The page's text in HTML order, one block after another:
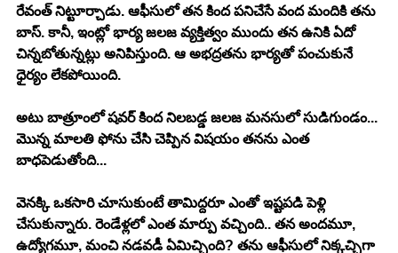
రేవంత్ నిట్టూర్చాడు. ఆఫీసులో తన కింద పనిచేసే వంద మందికి తను
బాస్. కానీ, ఇంట్లో భార్య జలజ వ్యక్తిత్వం ముందు తన ఉనికి ఏదో
చిన్నబోతున్నట్లు అనిపిస్తుంది. ఆ అభద్రతను భార్యతో పంచుకునే
ధైర్యం లేకపోయింది.
అటు బాత్రూంలో షవర్ కింద నిలబడ్డ జలజ మనసులో సుడిగుండం...
మొన్న మాలతి ఫోను చేసి చెప్పిన విషయం తనను ఎంత
బాధపెడుతోంది...
వెనక్కి ఒకసారి చూసుకుంటే తామిద్దరూ ఎంతో ఇష్టపడి పెళ్లి
చేసుకున్నారు. రెండేళ్లలో ఎంత మార్పు వచ్చింది.. తన అందమూ,
ఉద్యోగమూ, మంచి నడవడీ ఏమిచ్చింది? తను ఆఫీసులో నిక్కచ్చిగా